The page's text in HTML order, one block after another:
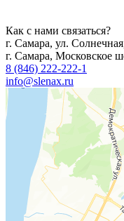
Как с нами связаться?
г. Самара, ул.
г. Самара, Московское
8 (846) 222-222-1
info@slenax.ru